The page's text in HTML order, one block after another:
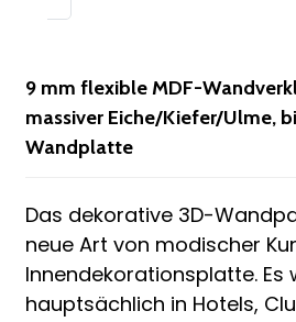
9 mm flexible MDF-
massiver Eiche/Kiefer/Ulme,
Wandplatte
Das dekorative 3D-
neue Art von modischer
Innendekorationsplatte. Es
hauptsächlich in Hotels,